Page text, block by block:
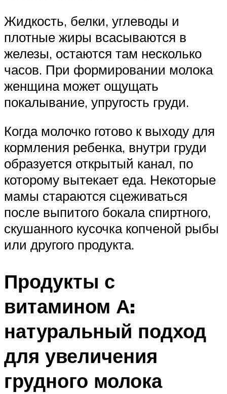
Жидкость, белки, углеводы и
плотные жиры всасываются в
железы, остаются там несколько
часов. При формировании молока
женщина может ощущать
покалывание, упругость груди.
Когда молочко готово к выходу для
кормления ребенка, внутри груди
образуется открытый канал, по
которому вытекает еда. Некоторые
мамы стараются сцеживаться
после выпитого бокала спиртного,
скушанного кусочка копченой рыбы
или другого продукта.
Продукты с
витамином А:
натуральный подход
для увеличения
грудного молока